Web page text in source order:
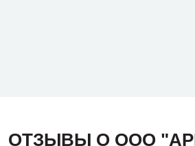
ОТЗЫВЫ О ООО